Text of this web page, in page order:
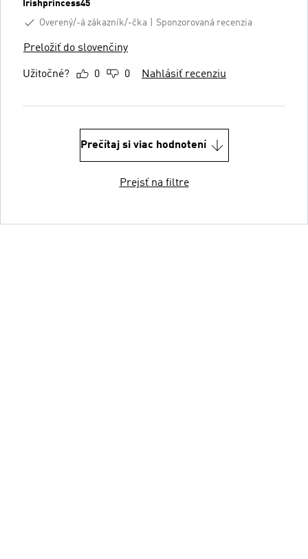
Irishprincess45
Overený/-á zákazník/-čka
Sponzorovaná recenzia
Preložiť do slovenčiny
Užitočné? 0 0 Nahlásiť recenziu
Prečítaj si viac hodnotení
Prejsť na filtre